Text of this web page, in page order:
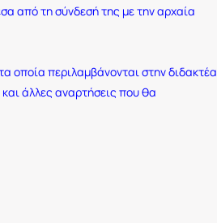
από τη σύνδεσή της με την αρχαία
οποία περιλαμβάνονται στην διδακτέα
και άλλες αναρτήσεις που θα